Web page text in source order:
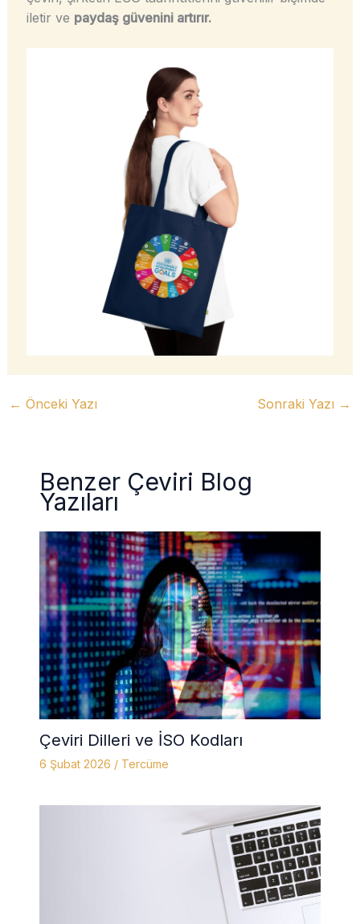
iletir ve paydaş güvenini artırır.
← Önceki Yazı Sonraki Yazı →
Benzer Çeviri Blog
Yazıları
Çeviri Dilleri ve İSO Kodları
6 Şubat 2026 / Tercüme